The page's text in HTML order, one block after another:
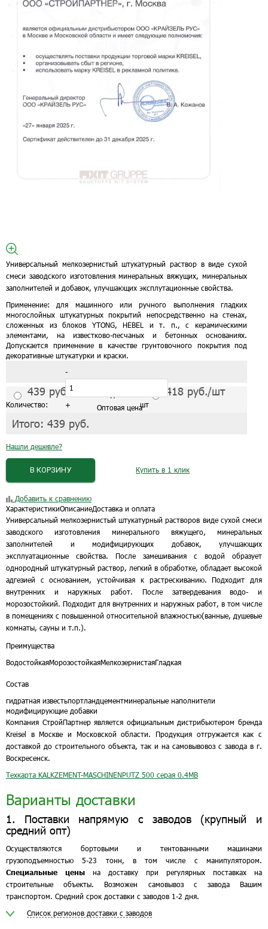
Универсальный мелкозернистый штукатурный раствор в виде сухой
смеси заводского изготовления минеральных вяжущих, минеральных
заполнителей и добавок, улучшающих эксплутационные свойства.
Применение:для машинного или ручного выполнения гладких
многослойных штукатурных покрытий непосредственно на стенах,
сложенных из блоков YTONG, HEBEL и т. п., с керамическими
элементами, на известково-песчаных и бетонных основаниях.
Допускается применение в качестве грунтовочного покрытия под
декоративные штукатурки и краски.
Количество:
-
+ шт
439 руб./шт 418 руб./шт
Оптовая цена
Итого: 439 руб.
Нашли дешевле?
Купить в 1 клик
В КОРЗИНУ
Добавить к сравнению
ХарактеристикиОписаниеДоставка и оплата
Универсальный мелкозернистый штукатурный растворов виде сухой смеси
заводского изготовления минерального вяжущего, минеральных
заполнителей и модифицирующих добавок, улучшающих
эксплуатационные свойства. После замешивания с водой образует
однородный штукатурный раствор, легкий в обработке, обладает высокой
адгезией с основанием, устойчивая к растрескиванию. Подходит для
внутренних и наружных работ. После затвердевания водо- и
морозостойкий. Подходит для внутренних и наружных работ, в том числе
в помещениях с повышенной относительной влажностью(ванные, душевые
комнаты, сауны и т.п.).
Преимущества
ВодостойкаяМорозостойкаяМелкозернистаяГладкая
Состав
гидратная известьпортландцементминеральные наполнители
модифицирующие добавки
Компания СтройПартнер является официальным дистрибьютером бренда
Kreisel в Москве и Московской области. Продукция отгружается как с
доставкой до строительного объекта, так и на самовывовоз с завода в г.
Воскресенск.
Техкарта KALKZEMENT-MASCHINENPUTZ 500 серая 0.4MB
Варианты доставки
1. Поставки напрямую с заводов (крупный и
средний опт)
Осуществляются бортовыми и тентованными машинами
грузоподъемностью 5-23 тонн, в том числе с манипулятором.
Специальные цены на доставку при регулярных поставках на
строительные объекты. Возможен самовывоз с завода Вашим
транспортом. Средний срок доставки с заводов 1-2 дня.
Список регионов доставки с заводов